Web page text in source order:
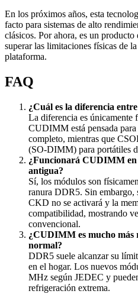
En los próximos años, esta
facto para sistemas de alto
clásicos. Por ahora, es un
superar las limitaciones físicas de
plataforma.
FAQ
¿Cuál es la diferencia
La diferencia es únicamente
CUDIMM está pensada
completo, mientras que
(SO-DIMM) para portátiles
¿Funcionará CUDIMM en
antigua?
Sí, los módulos son
ranura DDR5. Sin
CKD no se activará y la
compatibilidad, mostrando
convencional.
¿CUDIMM es mucho más
normal?
DDR5 suele alcanzar su
en el hogar. Los nuevos
MHz según JEDEC y
refrigeración extrema.